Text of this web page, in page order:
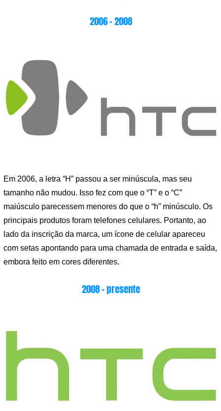
2006 – 2008
Em 2006, a letra “H” passou a ser minúscula, mas seu
tamanho não mudou. Isso fez com que o “T” e o “C”
maiúsculo parecessem menores do que o “h” minúsculo. Os
principais produtos foram telefones celulares. Portanto, ao
lado da inscrição da marca, um ícone de celular apareceu
com setas apontando para uma chamada de entrada e saída,
embora feito em cores diferentes.
2008 – presente